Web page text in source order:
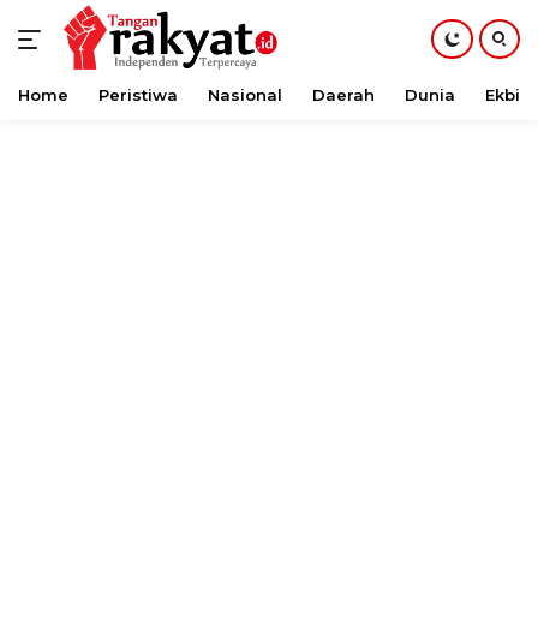
Langsung
Home Peristiwa Nasional Daerah Dunia Ekbis